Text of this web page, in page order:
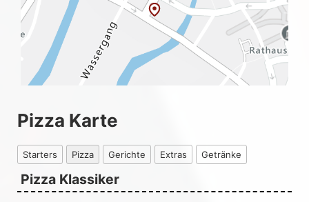
Pizza Karte
Starters Pizza Gerichte Extras Getränke
Pizza Klassiker